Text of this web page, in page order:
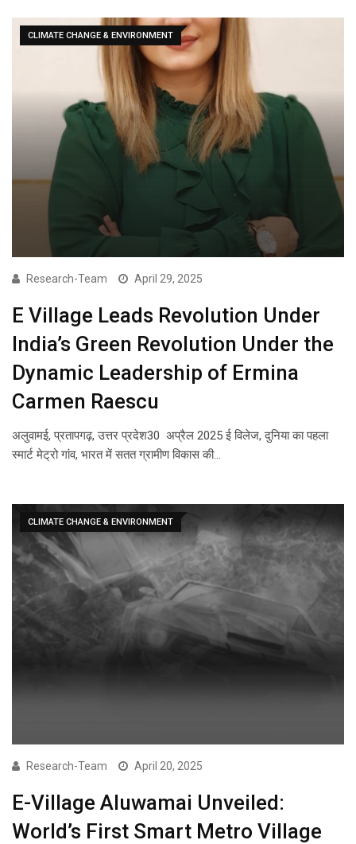
CLIMATE CHANGE & ENVIRONMENT
Research-Team April 29, 2025
E Village Leads Revolution Under
India’s Green Revolution Under the
Dynamic Leadership of Ermina
Carmen Raescu
अलुवामई, प्रतापगढ़, उत्तर प्रदेश30 अप्रैल 2025 ई विलेज, दुनिया का पहला
स्मार्ट मेट्रो गांव, भारत में सतत ग्रामीण विकास की…
CLIMATE CHANGE & ENVIRONMENT
Research-Team April 20, 2025
E-Village Aluwamai Unveiled:
World’s First Smart Metro Village